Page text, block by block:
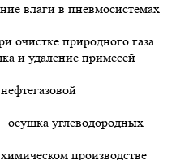
влаги в пневмосистемах
и удаление примесей
осушка углеводородных